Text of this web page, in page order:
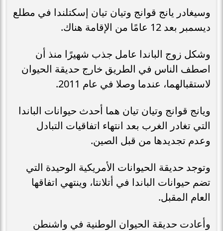
وسيغادر يانج قوانج وتيان تيان إسكتلندا في مطلع
ديسمبر بعد 12 عامًا من الإقامة هناك.
وشكل زوج الباندا عامل جذب شهيرًا منذ أن
اصطف الناس في الطريق خارج حديقة الحيوان
لاستقبالهما، عندما وصلا في عام 2011.
ويانج قوانج وتيان تيان هما أحدث حيوانات الباندا
التي تغادر الغرب بعد انتهاء اتفاقيات التبادل
وعدم تجديدها من قبل الصين.
وتوجد حديقة الحيوانات الأمريكية الوحيدة التي
تضم حيوانات الباندا في أتلانتا، وينتهي اتفاقها
العام المقبل.
وأعادت حديقة الحيوان الوطنية في واشنطن